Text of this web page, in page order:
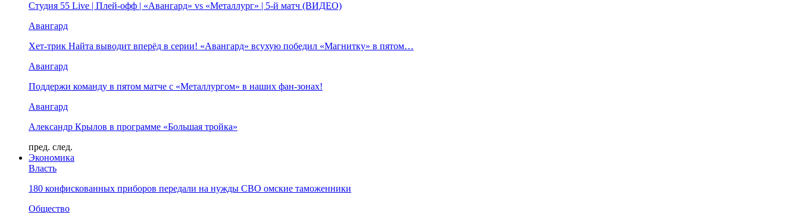
Студия 55 Live | Плей-офф | «Авангард» vs «Металлург» | 5-й матч (ВИДЕО)
Авангард
Хет-трик Найта выводит вперёд в серии! «Авангард» всухую победил «Магнитку» в пятом…
Авангард
Поддержи команду в пятом матче с «Металлургом» в наших фан-зонах!
Авангард
Александр Крылов в программе «Большая тройка»
пред. след.
Экономика
Власть
180 конфискованных приборов передали на нужды СВО омские таможенники
Общество